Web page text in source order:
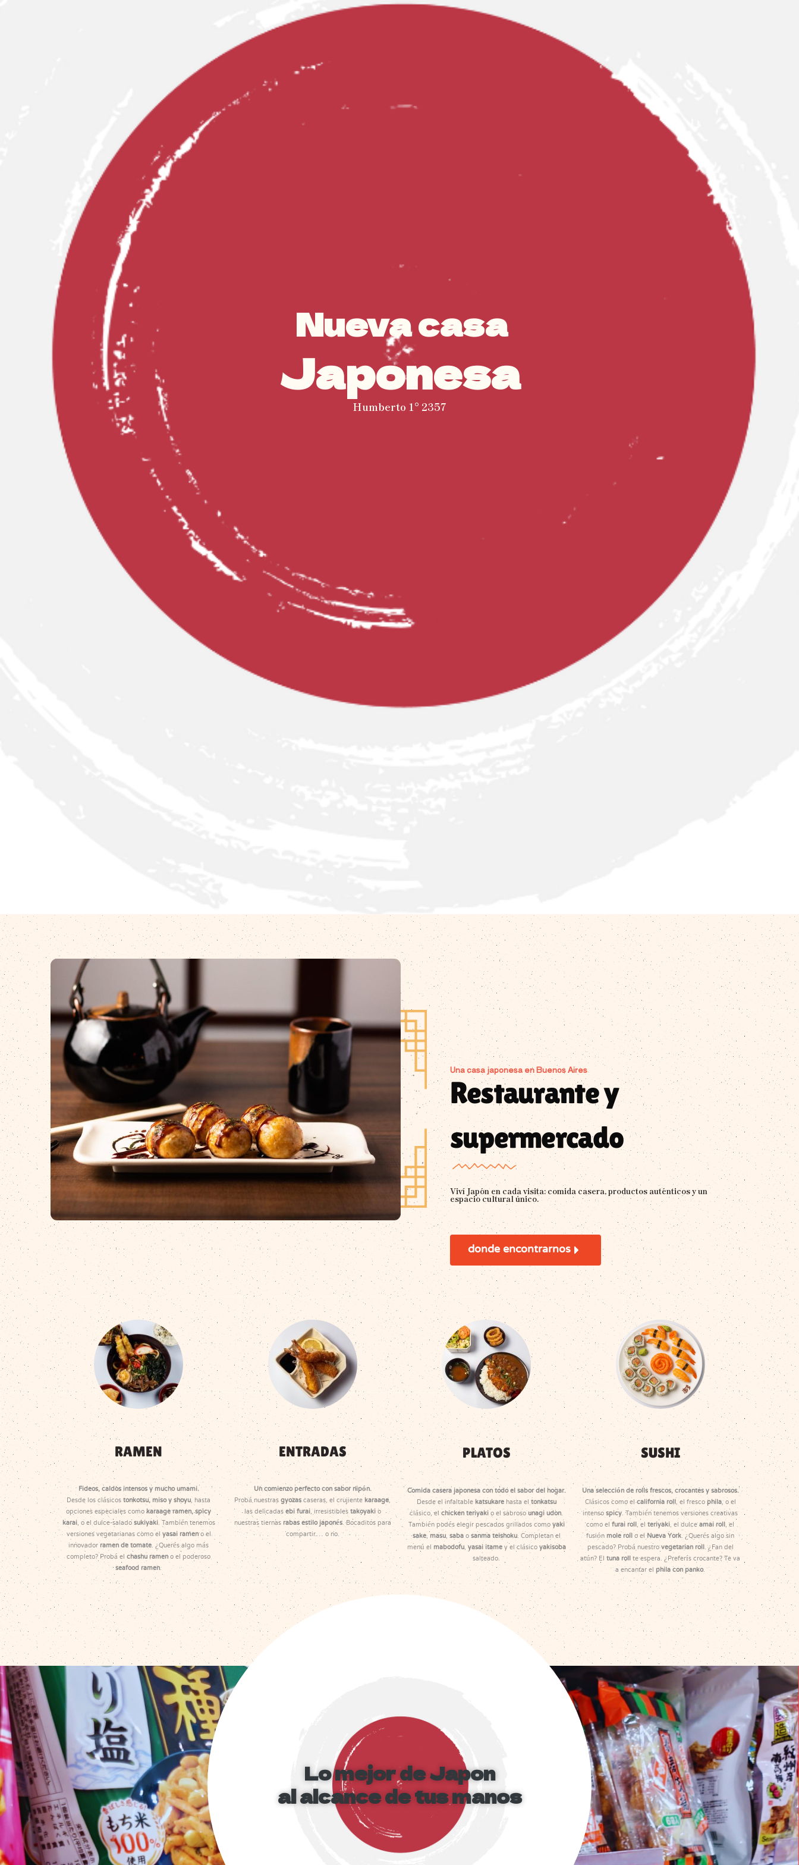
Nueva casa
Japonesa
Humberto 1° 2357
Una casa japonesa en Buenos Aires
Restaurante y
supermercado
Viví Japón en cada visita: comida casera, productos auténticos y un
espacio cultural único.
donde encontrarnos
RAMEN
Fideos, caldos intensos y mucho umami.
Desde los clásicostonkotsu, miso y shoyu, hasta
opciones especiales comokaraage ramen, spicy
karai, o el dulce-saladosukiyaki. También tenemos
versiones vegetarianas como elyasai rameno el
innovadorramen de tomate. ¿Querés algo más
completo? Probá elchashu rameno el poderoso
seafood ramen.
ENTRADAS
Un comienzo perfecto con sabor nipón.
Probá nuestrasgyozascaseras, el crujientekaraage,
las delicadasebi furai, irresistiblestakoyakio
nuestras tiernasrabas estilo japonés. Bocaditos para
compartir… o no.
PLATOS
Comida casera japonesa con todo el sabor del hogar.
Desde el infaltablekatsukarehasta eltonkatsu
clásico, elchicken teriyakio el sabrosounagi udon.
También podés elegir pescados grillados comoyaki
sake,masu,sabaosanma teishoku. Completan el
menú elmabodofu,yasai itamey el clásicoyakisoba
salteado.
SUSHI
Una selección de rolls frescos, crocantes y sabrosos.
Clásicos como elcalifornia roll, el frescophila, o el
intensospicy. También tenemos versiones creativas
como elfurai roll, elteriyaki, el dulceamai roll, el
fusiónmole rollo elNueva York. ¿Querés algo sin
pescado? Probá nuestrovegetarian roll. ¿Fan del
atún? Eltuna rollte espera. ¿Preferís crocante? Te va
a encantar elphila con panko.
Lo mejor de Japon
al alcance de tus manos